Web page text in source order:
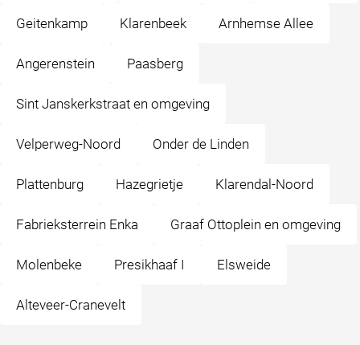
Geitenkamp Klarenbeek Arnhemse Allee
Angerenstein Paasberg
Sint Janskerkstraat en omgeving
Velperweg-Noord Onder de Linden
Plattenburg Hazegrietje Klarendal-Noord
Fabrieksterrein Enka Graaf Ottoplein en omgeving
Molenbeke Presikhaaf I Elsweide
Alteveer-Cranevelt